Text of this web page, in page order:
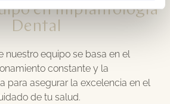
en Implantología
Dental
nuestro equipo se basa en el
constante y la
para asegurar la excelencia en el
de tu salud.